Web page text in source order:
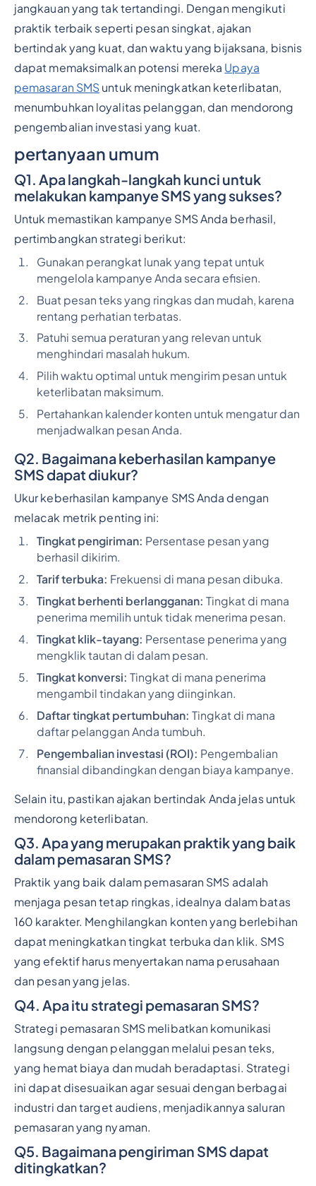
jangkauan yang tak tertandingi. Dengan mengikuti
praktik terbaik seperti pesan singkat, ajakan
bertindak yang kuat, dan waktu yang bijaksana, bisnis
dapat memaksimalkan potensi mereka Upaya
pemasaran SMS untuk meningkatkan keterlibatan,
menumbuhkan loyalitas pelanggan, dan mendorong
pengembalian investasi yang kuat.
pertanyaan umum
Q1. Apa langkah-langkah kunci untuk
melakukan kampanye SMS yang sukses?
Untuk memastikan kampanye SMS Anda berhasil,
pertimbangkan strategi berikut:
Gunakan perangkat lunak yang tepat untuk
mengelola kampanye Anda secara efisien.
Buat pesan teks yang ringkas dan mudah, karena
rentang perhatian terbatas.
Patuhi semua peraturan yang relevan untuk
menghindari masalah hukum.
Pilih waktu optimal untuk mengirim pesan untuk
keterlibatan maksimum.
Pertahankan kalender konten untuk mengatur dan
menjadwalkan pesan Anda.
Q2. Bagaimana keberhasilan kampanye
SMS dapat diukur?
Ukur keberhasilan kampanye SMS Anda dengan
melacak metrik penting ini:
Tingkat pengiriman: Persentase pesan yang
berhasil dikirim.
Tarif terbuka: Frekuensi di mana pesan dibuka.
Tingkat berhenti berlangganan: Tingkat di mana
penerima memilih untuk tidak menerima pesan.
Tingkat klik-tayang: Persentase penerima yang
mengklik tautan di dalam pesan.
Tingkat konversi: Tingkat di mana penerima
mengambil tindakan yang diinginkan.
Daftar tingkat pertumbuhan: Tingkat di mana
daftar pelanggan Anda tumbuh.
Pengembalian investasi (ROI): Pengembalian
finansial dibandingkan dengan biaya kampanye.
Selain itu, pastikan ajakan bertindak Anda jelas untuk
mendorong keterlibatan.
Q3. Apa yang merupakan praktik yang baik
dalam pemasaran SMS?
Praktik yang baik dalam pemasaran SMS adalah
menjaga pesan tetap ringkas, idealnya dalam batas
160 karakter. Menghilangkan konten yang berlebihan
dapat meningkatkan tingkat terbuka dan klik. SMS
yang efektif harus menyertakan nama perusahaan
dan pesan yang jelas.
Q4. Apa itu strategi pemasaran SMS?
Strategi pemasaran SMS melibatkan komunikasi
langsung dengan pelanggan melalui pesan teks,
yang hemat biaya dan mudah beradaptasi. Strategi
ini dapat disesuaikan agar sesuai dengan berbagai
industri dan target audiens, menjadikannya saluran
pemasaran yang nyaman.
Q5. Bagaimana pengiriman SMS dapat
ditingkatkan?